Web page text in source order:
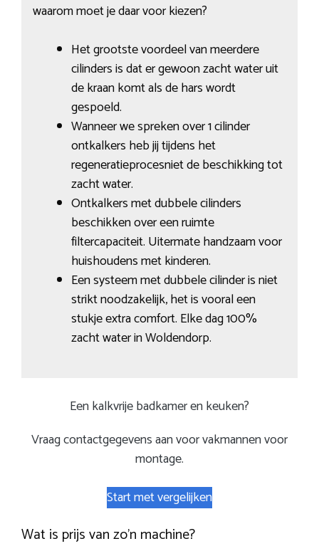
waarom moet je daar voor kiezen?
Het grootste voordeel van meerdere
cilinders is dat er gewoon zacht water uit
de kraan komt als de hars wordt
gespoeld.
Wanneer we spreken over 1 cilinder
ontkalkers heb jij tijdens het
regeneratieprocesniet de beschikking tot
zacht water.
Ontkalkers met dubbele cilinders
beschikken over een ruimte
filtercapaciteit. Uitermate handzaam voor
huishoudens met kinderen.
Een systeem met dubbele cilinder is niet
strikt noodzakelijk, het is vooral een
stukje extra comfort. Elke dag 100%
zacht water in Woldendorp.
Een kalkvrije badkamer en keuken?
Vraag contactgegevens aan voor vakmannen voor
montage.
Start met vergelijken
Wat is prijs van zo’n machine?